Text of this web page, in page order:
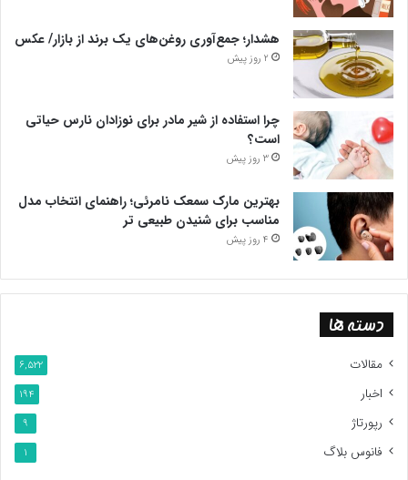
هشدار؛ جمع‌آوری روغن‌های یک برند از بازار/ عکس
2 روز پیش
چرا استفاده از شیر مادر برای نوزادان نارس حیاتی
است؟
3 روز پیش
بهترین مارک سمعک نامرئی؛ راهنمای انتخاب مدل
مناسب برای شنیدن طبیعی تر
4 روز پیش
دسته ها
مقالات 6,522
اخبار 194
رپورتاژ 9
فانوس بلاگ 1